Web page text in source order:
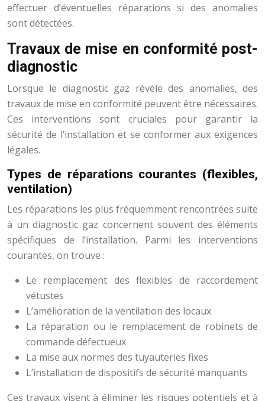
effectuer d’éventuelles réparations si des anomalies
sont détectées.
Travaux de mise en conformité post-
diagnostic
Lorsque le diagnostic gaz révèle des anomalies, des
travaux de mise en conformité peuvent être nécessaires.
Ces interventions sont cruciales pour garantir la
sécurité de l’installation et se conformer aux exigences
légales.
Types de réparations courantes (flexibles,
ventilation)
Les réparations les plus fréquemment rencontrées suite
à un diagnostic gaz concernent souvent des éléments
spécifiques de l’installation. Parmi les interventions
courantes, on trouve :
Le remplacement des flexibles de raccordement
vétustes
L’amélioration de la ventilation des locaux
La réparation ou le remplacement de robinets de
commande défectueux
La mise aux normes des tuyauteries fixes
L’installation de dispositifs de sécurité manquants
Ces travaux visent à éliminer les risques potentiels et à